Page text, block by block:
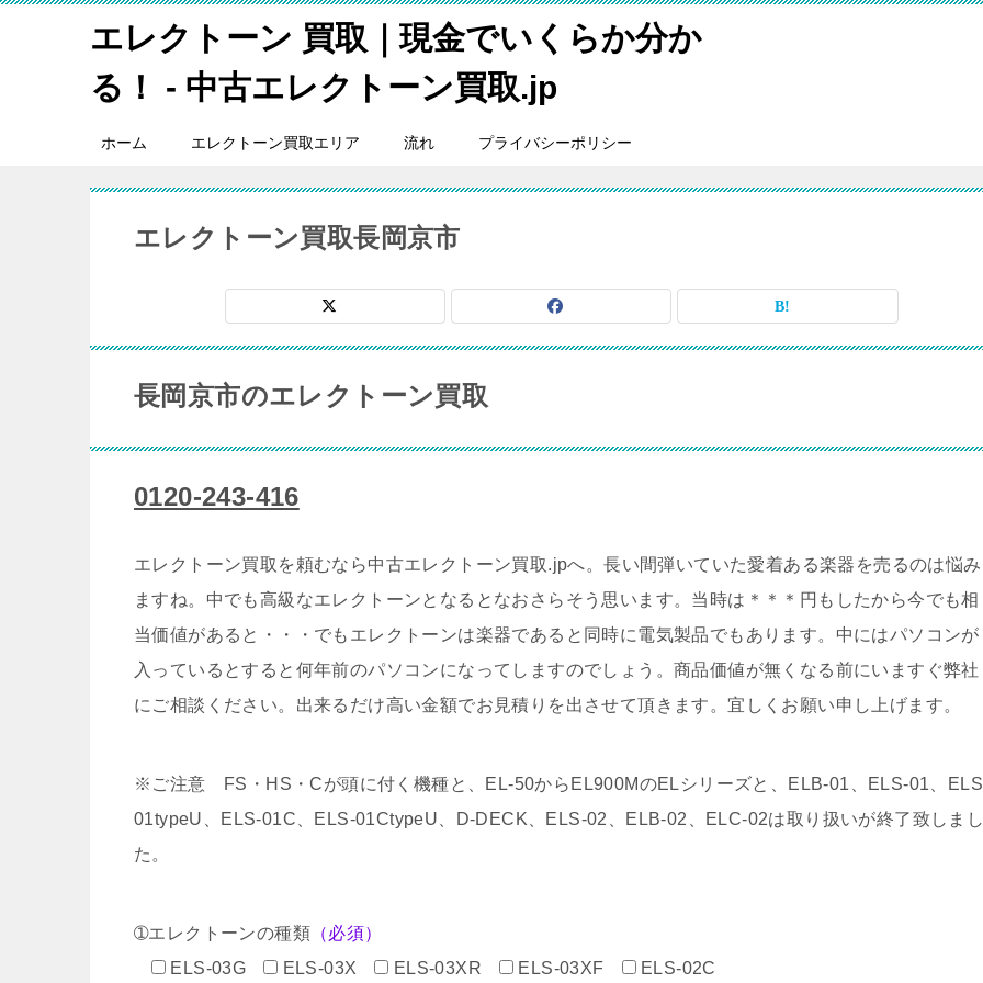
エレクトーン 買取｜現金でいくらか分か
る！ - 中古エレクトーン買取.jp
ホーム エレクトーン買取エリア 流れ プライバシーポリシー
エレクトーン買取長岡京市
長岡京市のエレクトーン買取
0120-243-416
エレクトーン買取を頼むなら中古エレクトーン買取.jpへ。長い間弾いていた愛着ある楽器を売るのは悩み
ますね。中でも高級なエレクトーンとなるとなおさらそう思います。当時は＊＊＊円もしたから今でも相
当価値があると・・・でもエレクトーンは楽器であると同時に電気製品でもあります。中にはパソコンが
入っているとすると何年前のパソコンになってしますのでしょう。商品価値が無くなる前にいますぐ弊社
にご相談ください。出来るだけ高い金額でお見積りを出させて頂きます。宜しくお願い申し上げます。
※ご注意 FS・HS・Cが頭に付く機種と、EL-50からEL900MのELシリーズと、ELB-01、ELS-01、
01typeU、ELS-01C、ELS-01CtypeU、D-DECK、ELS-02、ELB-02、ELC-02は取り扱いが終了致しま
た。
➀エレクトーンの種類 （必須）
ELS-03G
ELS-03X ELS-03XR ELS-03XF ELS-02C